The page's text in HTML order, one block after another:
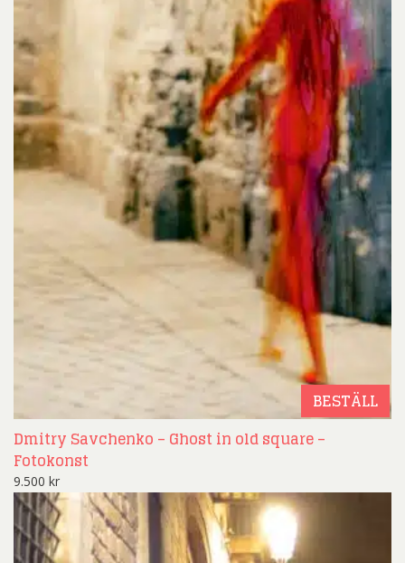
BESTÄLL
Dmitry Savchenko – Ghost in old square –
Fotokonst
9.500 kr